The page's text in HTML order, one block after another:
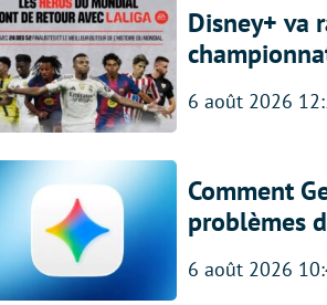
Disney+ va
6 août 2026
Comment
problèmes
6 août 2026